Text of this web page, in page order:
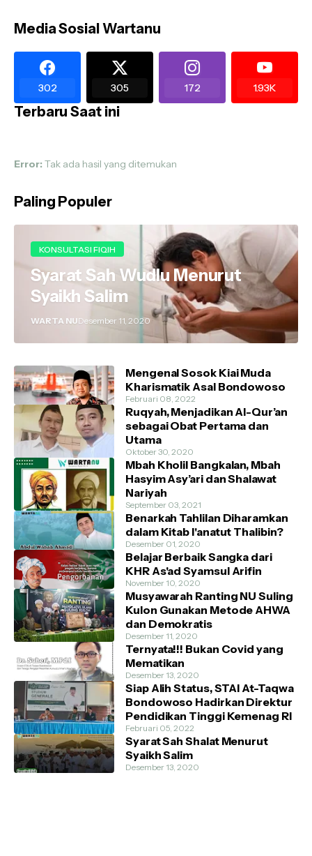
Media Sosial Wartanu
302 305 172 1.93K
Terbaru Saat ini
Error: Tak ada hasil yang ditemukan
Paling Populer
KONSULTASI FIQIH
Syarat Sah Wudlu Menurut
Syaikh Salim
WARTA NUDesember 11, 2020
Mengenal Sosok Kiai Muda
Kharismatik Asal Bondowoso
Februari 08, 2022
Ruqyah, Menjadikan Al-Qur’an
sebagai Obat Pertama dan
Utama
Oktober 30, 2020
Mbah Kholil Bangkalan, Mbah
Hasyim Asy’ari dan Shalawat
Nariyah
September 03, 2021
Benarkah Tahlilan Diharamkan
dalam Kitab I'anatut Thalibin?
Desember 01, 2020
Belajar Berbaik Sangka dari
KHR As'ad Syamsul Arifin
November 10, 2020
Musyawarah Ranting NU Suling
Kulon Gunakan Metode AHWA
dan Demokratis
Desember 11, 2020
Ternyata!!! Bukan Covid yang
Mematikan
Desember 13, 2020
Siap Alih Status, STAI At-Taqwa
Bondowoso Hadirkan Direktur
Pendidikan Tinggi Kemenag RI
Februari 05, 2022
Syarat Sah Shalat Menurut
Syaikh Salim
Desember 13, 2020